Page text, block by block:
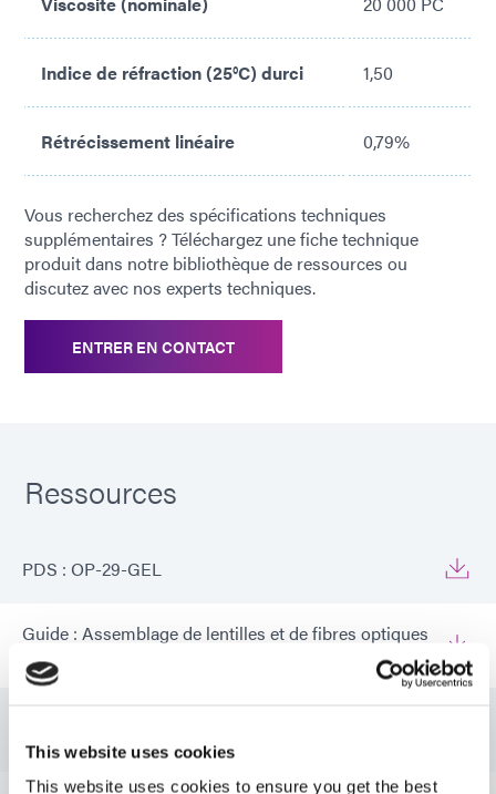
This website uses cookies
This website uses cookies to ensure you get the best
Indice de réfraction (25°C) durci 1,50
Rétrécissement linéaire 0,79%
Vous recherchez des spécifications techniques
supplémentaires ? Téléchargez une fiche technique
produit dans notre bibliothèque de ressources ou
discutez avec nos experts techniques.
ENTRER EN CONTACT
Ressources
PDS : OP-29-GEL
Guide : Assemblage de lentilles et de fibres optiques
(FR)
(Asie|FR)